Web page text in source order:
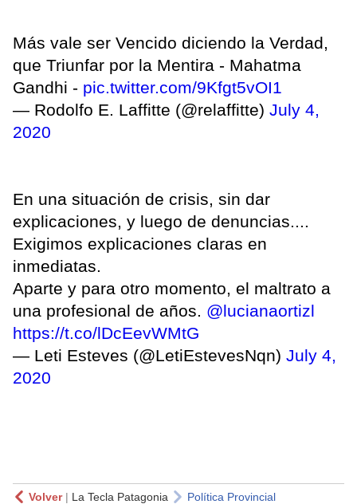
Más vale ser Vencido diciendo la Verdad,
que Triunfar por la Mentira - Mahatma
Gandhi - pic.twitter.com/9Kfgt5vOI1
— Rodolfo E. Laffitte (@relaffitte) July 4,
2020
En una situación de crisis, sin dar
explicaciones, y luego de denuncias....
Exigimos explicaciones claras en
inmediatas.
Aparte y para otro momento, el maltrato a
una profesional de años. @lucianaortizl
https://t.co/lDcEevWMtG
— Leti Esteves (@LetiEstevesNqn) July 4,
2020
Volver| La Tecla Patagonia Política Provincial